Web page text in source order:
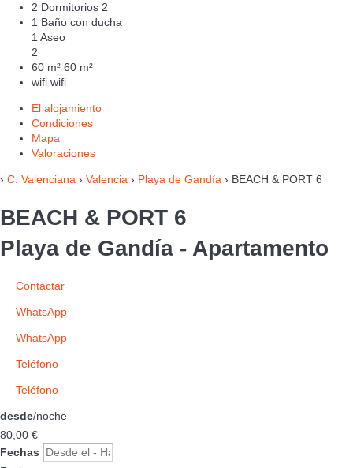
2 Dormitorios 2
1 Baño con ducha
1 Aseo
2
60 m² 60 m²
wifi wifi
El alojamiento
Condiciones
Mapa
Valoraciones
› C. Valenciana › Valencia › Playa de Gandía › BEACH & PORT 6
BEACH & PORT 6
Playa de Gandía - Apartamento
Contactar
WhatsApp
WhatsApp
Teléfono
Teléfono
desde/noche
80, 00 €
Fechas